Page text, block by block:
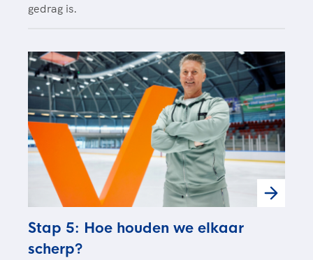
gedrag is.
Stap 5: Hoe houden we elkaar
scherp?